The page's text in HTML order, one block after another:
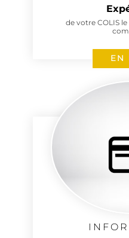
de votre COLIS le
EN